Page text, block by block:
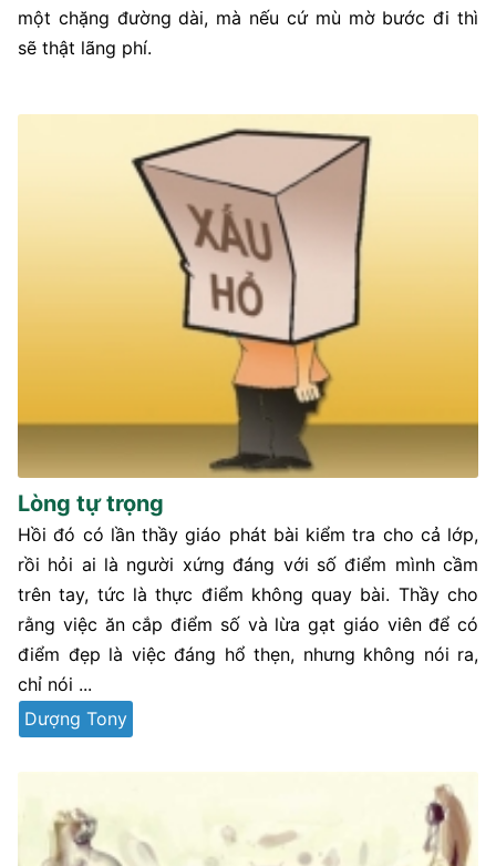
một chặng đường dài, mà nếu cứ mù mờ bước đi thì
sẽ thật lãng phí.
Lòng tự trọng
Hồi đó có lần thầy giáo phát bài kiểm tra cho cả lớp,
rồi hỏi ai là người xứng đáng với số điểm mình cầm
trên tay, tức là thực điểm không quay bài. Thầy cho
rằng việc ăn cắp điểm số và lừa gạt giáo viên để có
điểm đẹp là việc đáng hổ thẹn, nhưng không nói ra,
chỉ nói ...
Dượng Tony